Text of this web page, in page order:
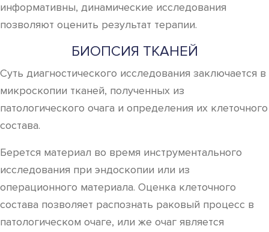
информативны, динамические исследования
позволяют оценить результат терапии.
БИОПСИЯ ТКАНЕЙ
Суть диагностического исследования заключается в
микроскопии тканей, полученных из
патологического очага и определения их клеточного
состава.
Берется материал во время инструментального
исследования при эндоскопии или из
операционного материала. Оценка клеточного
состава позволяет распознать раковый процесс в
патологическом очаге, или же очаг является